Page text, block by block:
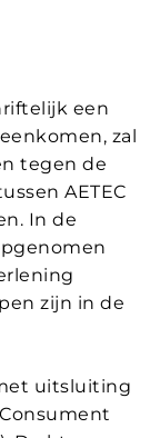
een
zal
tegen de
AETEC
In de
zijn in de
uitsluiting